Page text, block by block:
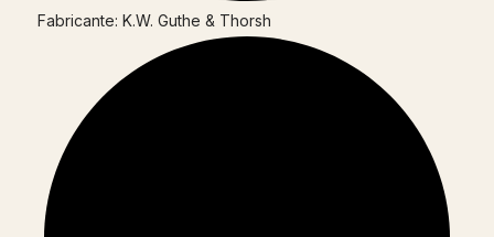
Fabricante: K.W. Guthe & Thorsh